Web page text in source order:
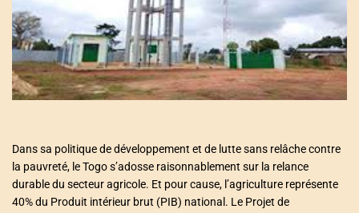
d
i
m
e
Dans sa politique de développement et de lutte sans relâche contre
la pauvreté, le Togo s’adosse raisonnablement sur la relance
durable du secteur agricole. Et pour cause, l’agriculture représente
40% du Produit intérieur brut (PIB) national. Le Projet de